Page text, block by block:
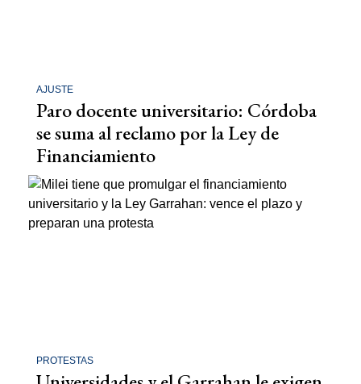
AJUSTE
Paro docente universitario: Córdoba
se suma al reclamo por la Ley de
Financiamiento
PROTESTAS